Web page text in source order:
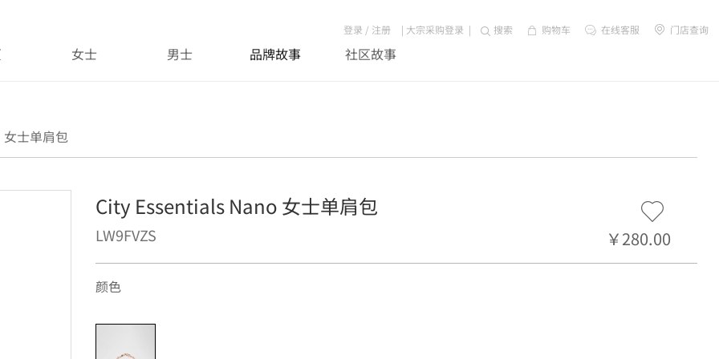
登录 / 注册 | 大宗采购登录 | 搜索 购物车 在线客服 门店查询
女士 男士 品牌故事 社区故事
士单肩包
City Essentials Nano 女士单肩包
LW9FVZS ￥280.00
颜色